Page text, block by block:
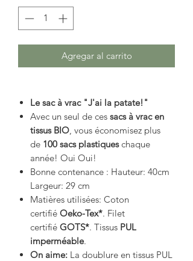
Agregar al carrito
Le sac à vrac "J'ai la patate!"
Avec un seul de ces sacs à vrac en
tissus BIO , vous économisez plus
de 100 sacs plastiqueschaque
année! Oui Oui!
Bonne contenance : Hauteur: 40cm
Largeur: 29 cm
Matières utilisées: Coton
certifié Oeko-Tex*. Filet
certifié GOTS*. Tissus PUL
imperméable.
On aime: La doublure en tissus PUL